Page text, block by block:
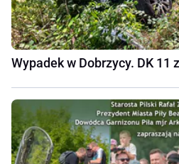
Wypadek w Dobrzycy. DK 11